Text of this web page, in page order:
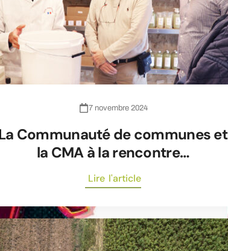
7 novembre 2024
Communauté de communes et
la CMA à la rencontre…
Lire l'article